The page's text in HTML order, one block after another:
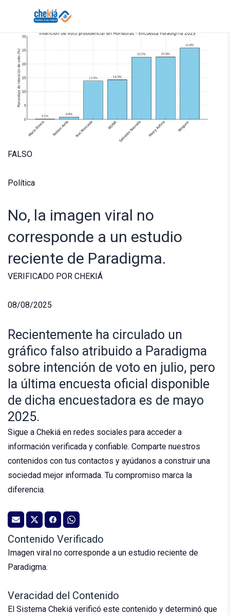
FALSO
Política
No, la imagen viral no
corresponde a un estudio
reciente de Paradigma.
VERIFICADO POR CHEKIÁ
08/08/2025
Recientemente ha circulado un
gráfico falso atribuido a Paradigma
sobre intención de voto en julio, pero
la última encuesta oficial disponible
de dicha encuestadora es de mayo
2025.
Sigue a Chekiá en redes sociales para acceder a
información verificada y confiable. Comparte nuestros
contenidos con tus contactos y ayúdanos a construir una
sociedad mejor informada. Tu compromiso marca la
diferencia.
Contenido Verificado
Imagen viral no corresponde a un estudio reciente de
Paradigma.
Veracidad del Contenido
El Sistema Chekiá verificó este contenido y determinó que